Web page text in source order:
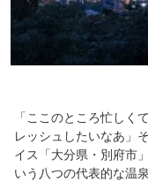
「ここのところ忙し
レッシュしたいなあ」
イス「大分県・別府市
いう⼋つの代表的な温